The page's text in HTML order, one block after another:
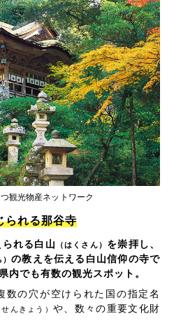
観光物産ネットワーク
られる那谷寺
れる白山 （はくさん） を崇拝し、
）の教えを伝える白山信仰の寺で
内でも有数の観光スポット。
数の穴が空けられた国の指定名
せんきょう）や、数々の重要文化財